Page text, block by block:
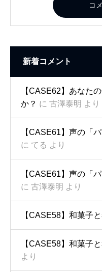
コ
新着コメント
【CASE62】あなた
か？ に 古澤泰明 より
【CASE61】声の「
に てる より
【CASE61】声の「
に 古澤泰明 より
【CASE58】和菓子
【CASE58】和菓子
より